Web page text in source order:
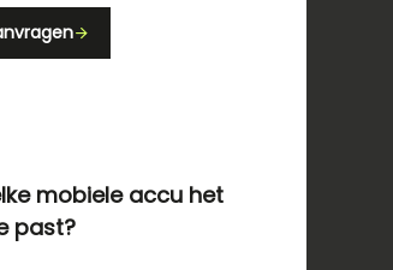
mobiele accu het
past?